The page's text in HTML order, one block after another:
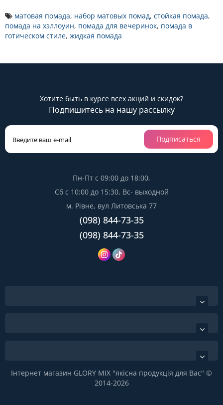
матовая помада, набор матовых помад, стойкая помада,
помада на хэллоуин, помада для вечеринок, помада в
готическом стиле, жидкая помада
Хотите быть в курсе всех акций и скидок?
Подпишитесь на нашу рассылку
Подписаться
Пн-Пт с 09:00 до 18:00,
Сб с 10:00 до 15:30, Вс- выходной
м. Рівне, вул Литовська 77
(098) 844-73-35
(098) 844-73-35
Інтернет магазин GLORY MIX "якісна продукція для Вас" ©
2014-2026